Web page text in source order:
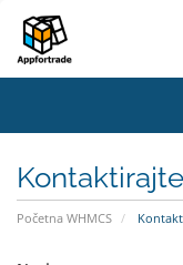
Početna WHMCS